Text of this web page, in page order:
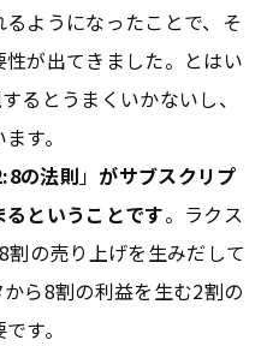
ようになったことで、そ
が出てきました。とはい
るとうまくいかないし、
す。
の法則」 がサブスクリプ
ということです。ラクス
の売り上げを生みだして
ら8割の利益を生む2割の
す。